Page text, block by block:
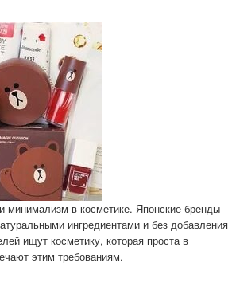
минимализм в косметике. Японские бренды
ингредиентами и без добавления
ищут косметику, которая проста в
этим требованиям.